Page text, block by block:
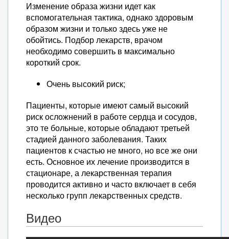
Изменение образа жизни идет как
вспомогательная тактика, однако здоровым
образом жизни и только здесь уже не
обойтись. Подбор лекарств, врачом
необходимо совершить в максимально
короткий срок.
Очень высокий риск;
Пациенты, которые имеют самый высокий
риск осложнений в работе сердца и сосудов,
это те больные, которые обладают третьей
стадией данного заболевания. Таких
пациентов к счастью не много, но все же они
есть. Основное их лечение производится в
стационаре, а лекарственная терапия
проводится активно и часто включает в себя
несколько групп лекарственных средств.
Видео